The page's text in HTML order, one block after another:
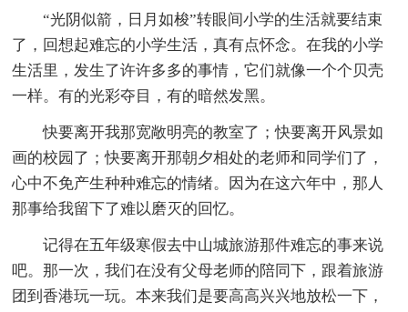
“光阴似箭，日月如梭”转眼间小学的生活就要结束
了，回想起难忘的小学生活，真有点怀念。在我的小学
生活里，发生了许许多多的事情，它们就像一个个贝壳
一样。有的光彩夺目，有的暗然发黑。
快要离开我那宽敞明亮的教室了；快要离开风景如
画的校园了；快要离开那朝夕相处的老师和同学们了，
心中不免产生种种难忘的情绪。因为在这六年中，那人
那事给我留下了难以磨灭的回忆。
记得在五年级寒假去中山城旅游那件难忘的事来说
吧。那一次，我们在没有父母老师的陪同下，跟着旅游
团到香港玩一玩。本来我们是要高高兴兴地放松一下，